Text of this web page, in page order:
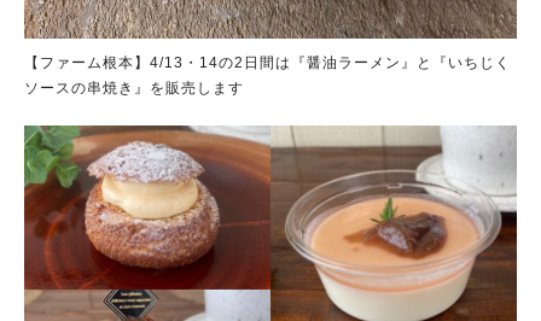
【ファーム根本】4/13・14の2日間は『醤油ラーメン』と『いちじく
ソースの串焼き』を販売します